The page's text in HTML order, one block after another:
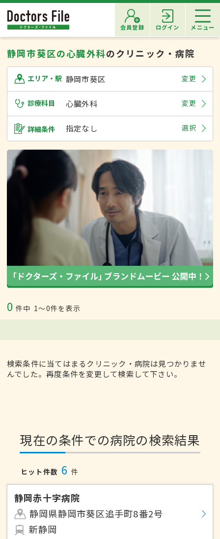
会員登録 ログイン メニュー
静岡市葵区の心臓外科のクリニック・病院
エリア・駅 静岡市葵区 変更
診療科目 心臓外科 変更
詳細条件 指定なし 選択
0 件中 1〜0件を表示
検索条件に当てはまるクリニック・病院は見つかりませ
んでした。再度条件を変更して検索して下さい。
現在の条件での病院の検索結果
ヒット件数 6 件
静岡赤十字病院
静岡県静岡市葵区追手町8番2号
新静岡